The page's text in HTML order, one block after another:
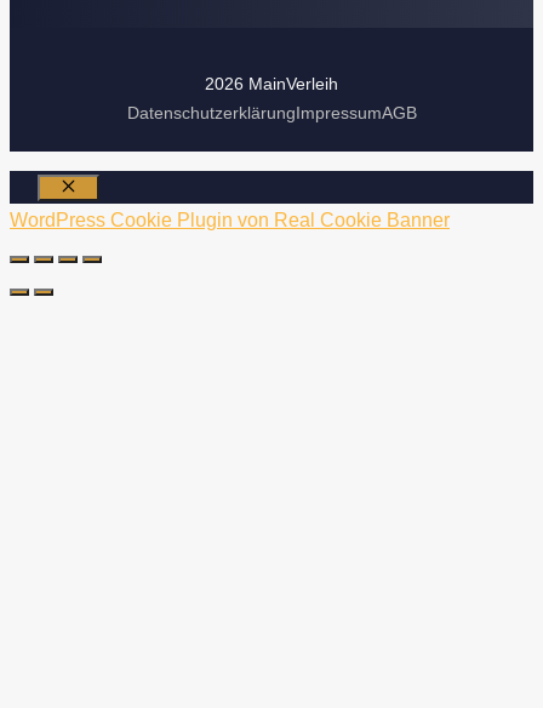
2026 MainVerleih
DatenschutzerklärungImpressumAGB
Schließen
WordPress Cookie Plugin von Real Cookie Banner